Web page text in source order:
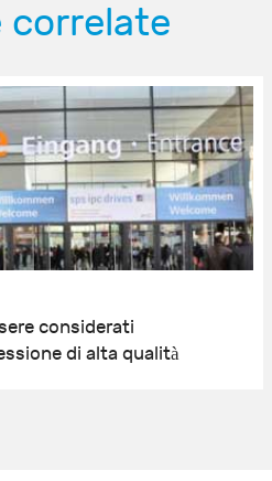
correlate
considerati
di alta qualità